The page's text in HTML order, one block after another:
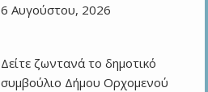
6 Αυγούστου, 2026
Δείτε ζωντανά το δημοτικό
συμβούλιο Δήμου Ορχομενού